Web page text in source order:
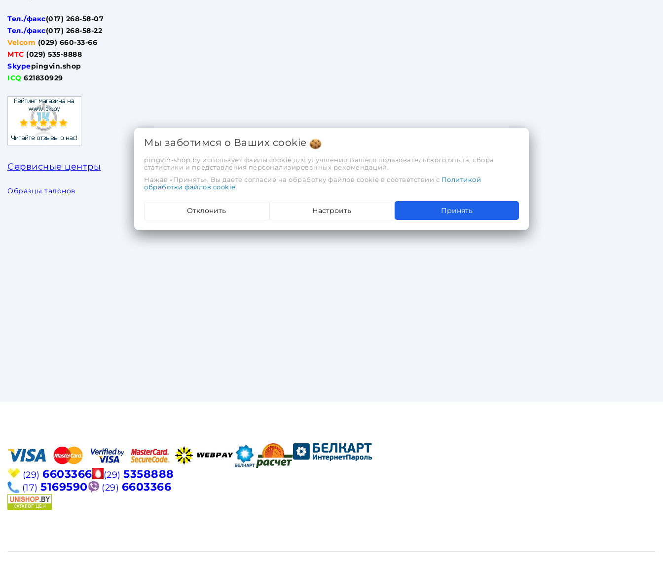
Тел./факс(017) 268-58-07
Тел./факс(017) 268-58-22
Velcom (029) 660-33-66
МТС (029) 535-8888
Skypepingvin.shop
ICQ 621830929
Сервисные центры
Образцы талонов
(29) 6603366 (29) 5358888
(17) 5169590 (29) 6603366
Мы заботимся о Ваших cookie
pingvin-shop.by использует файлы cookie для улучшения Вашего пользовательского опыта, сбора
статистики и представления персонализированных рекомендаций.
Нажав «Принять», Вы даете согласие на обработку файлов cookie в соответствии с Политикой
обработки файлов cookie.
Отклонить Настроить Принять